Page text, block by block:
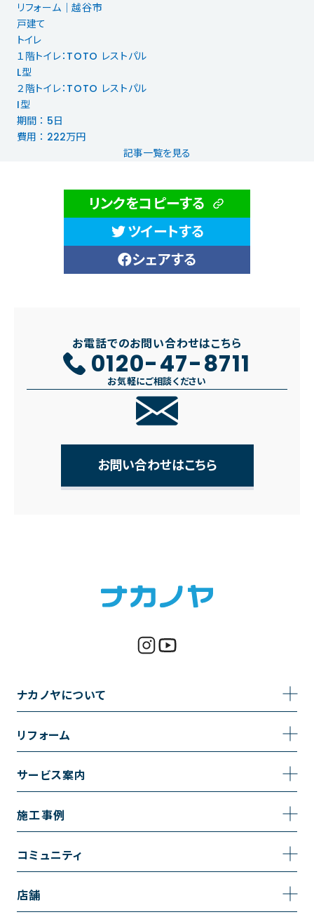
リフォーム｜越谷市
戸建て
トイレ
１階トイレ：TOTO レストパル
L型
２階トイレ：TOTO レストパル
I型
期間 ： 5日
費用 ： 222万円
記事一覧を見る
リンクをコピーする
ツイートする
シェアする
お電話でのお問い合わせはこちら
0120-47-8711
お気軽にご相談ください
お問い合わせはこちら
ナカノヤについて
事業内容
採用情報
リフォーム
トイレのリフォーム
キッチンのリフォーム
リノベーション
サービス案内
サービスの流れ
施工事例
施工事例一覧
お風呂の施工事例
コミュニティ
コミュニティ
店舗